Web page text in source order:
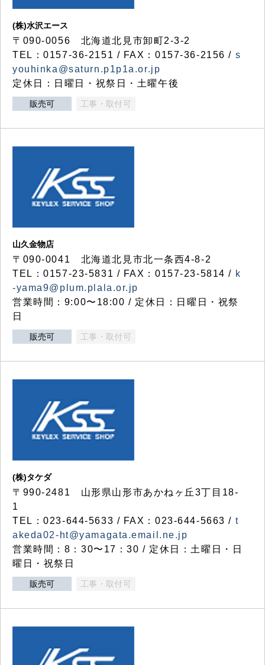
(株)水沢エース
〒090-0056 北海道北見市卸町2-3-2
TEL：0157-36-2151 / FAX：0157-36-2156 / s
youhinka@saturn.p1p1a.or.jp
定休日：日曜日・祝祭日・土曜午後
販売可 工事・取付可
山久金物店
〒090-0041 北海道北見市北一条西4-8-2
TEL：0157-23-5831 / FAX：0157-23-5814 / k
-yama9@plum.plala.or.jp
営業時間：9:00〜18:00 / 定休日：日曜日・祝祭
日
販売可 工事・取付可
(株)タケダ
〒990-2481 山形県山形市あかねヶ丘3丁目18-
1
TEL：023-644-5633 / FAX：023-644-5663 / t
akeda02-ht@yamagata.email.ne.jp
営業時間：8：30〜17：30 / 定休日：土曜日・日
曜日・祝祭日
販売可 工事・取付可